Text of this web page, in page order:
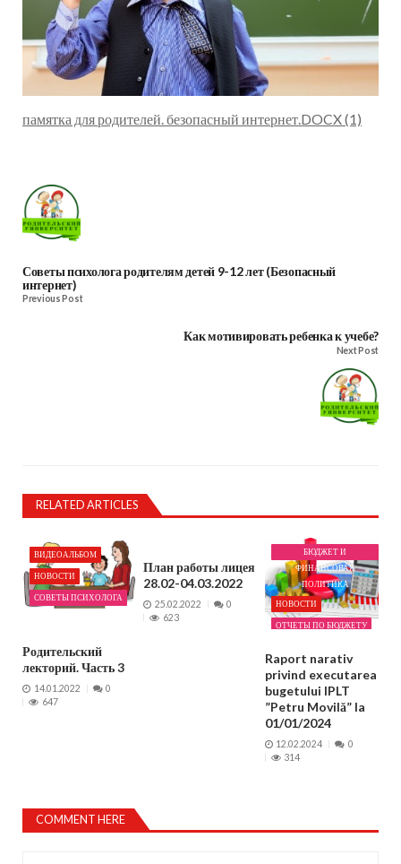
памятка для родителей. безопасный интернет.DOCX (1)
Советы психолога родителям детей 9-12 лет (Безопасный
интернет)
Previous Post
Как мотивировать ребенка к учебе?
Next Post
RELATED ARTICLES
ВИДЕОАЛЬБОМ
НОВОСТИ
СОВЕТЫ ПСИХОЛОГА
Родительский
лекторий. Часть 3
14.01.2022
0
647
План работы лицея
28.02-04.03.2022
25.02.2022
0
623
БЮДЖЕТ И
ФИНАНСОВАЯ
ПОЛИТИКА
НОВОСТИ
ОТЧЕТЫ ПО БЮДЖЕТУ
Raport narativ
privind executarea
bugetului IPLT
”Petru Movilă” la
01/01/2024
12.02.2024
0
314
COMMENT HERE